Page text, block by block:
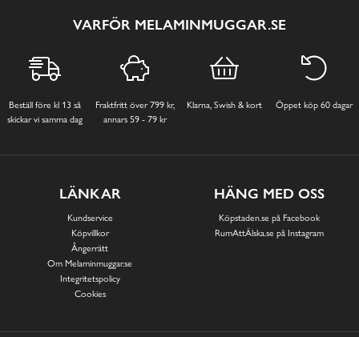
VARFÖR MELAMINMUGGAR.SE
Beställ före kl 13 så
skickar vi samma dag
Fraktfritt över 799 kr,
annars 59 - 79 kr
Klarna, Swish & kort Öppet köp 60 dagar
LÄNKAR
Kundservice
Köpvillkor
Ångerrätt
Om Melaminmuggar.se
Integritetspolicy
Cookies
HÄNG MED OSS
Köpstaden.se på Facebook
RumAttÄlska.se på Instagram